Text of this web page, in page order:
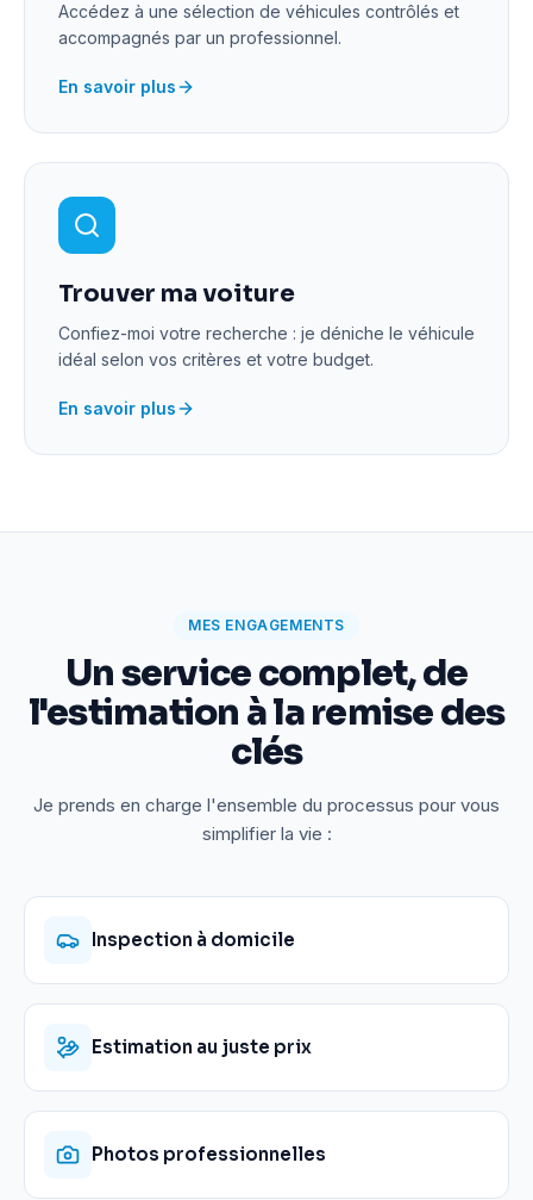
Accédez à une sélection de véhicules contrôlés et
accompagnés par un professionnel.
En savoir plus
Trouver ma voiture
Confiez-moi votre recherche : je déniche le véhicule
idéal selon vos critères et votre budget.
En savoir plus
MES ENGAGEMENTS
Un service complet, de
l'estimation à la remise des
clés
Je prends en charge l'ensemble du processus pour vous
simplifier la vie :
Inspection à domicile
Estimation au juste prix
Photos professionnelles